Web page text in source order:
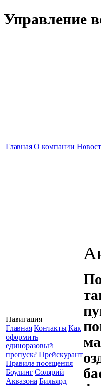
Управление
Главная О компании
Навигация
Главная Контакты Как
оформить
единоразовый
пропуск? Прейскурант
Правила посещения
Боулинг Солярий
Аквазона Бильярд